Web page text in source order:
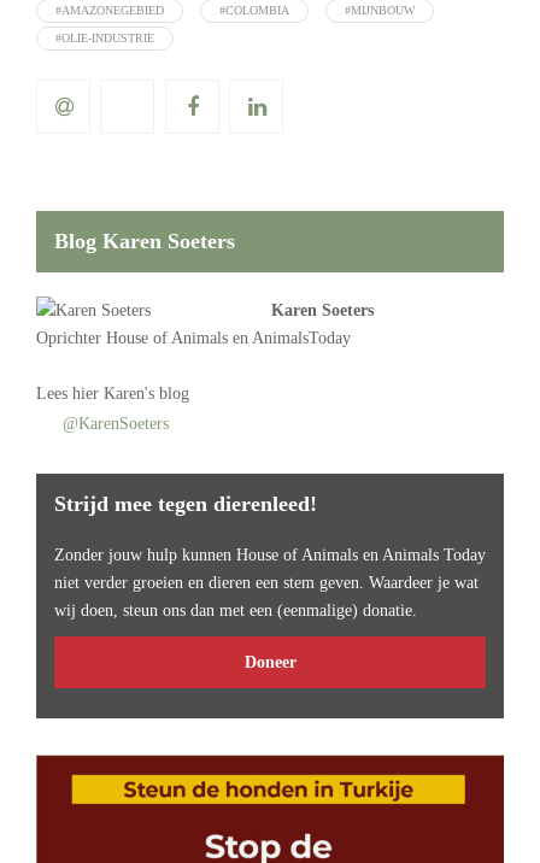
#AMAZONEGEBIED #COLOMBIA #MIJNBOUW
#OLIE-INDUSTRIE
Blog Karen Soeters
Karen Soeters
Oprichter House of Animals en AnimalsToday
Lees hier Karen's blog
@KarenSoeters
Strijd mee tegen dierenleed!
Zonder jouw hulp kunnen House of Animals en Animals Today
niet verder groeien en dieren een stem geven. Waardeer je wat
wij doen, steun ons dan met een (eenmalige) donatie.
Doneer